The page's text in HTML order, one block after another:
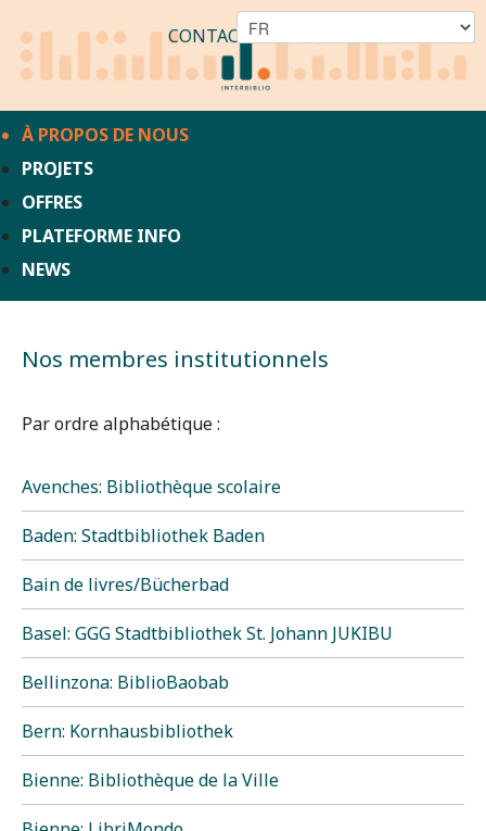
CONTACT
À PROPOS DE NOUS
PROJETS
OFFRES
PLATEFORME INFO
NEWS
Nos membres institutionnels
Par ordre alphabétique :
Avenches: Bibliothèque scolaire
Baden: Stadtbibliothek Baden
Bain de livres/Bücherbad
Basel: GGG Stadtbibliothek St. Johann JUKIBU
Bellinzona: BiblioBaobab
Bern: Kornhausbibliothek
Bienne: Bibliothèque de la Ville